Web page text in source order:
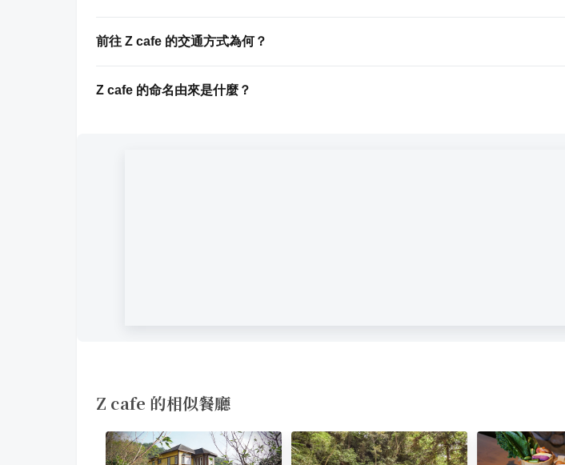
前往 Z cafe 的交通方式為何？
Z cafe 的命名由來是什麼？
Z cafe 的相似餐廳